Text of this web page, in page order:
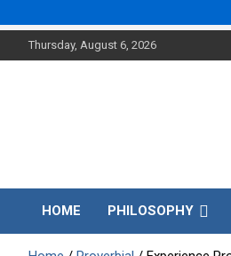
to
Thursday, August 6, 2026
Justice
In
on social
justice.
HOME PHILOSOPHY